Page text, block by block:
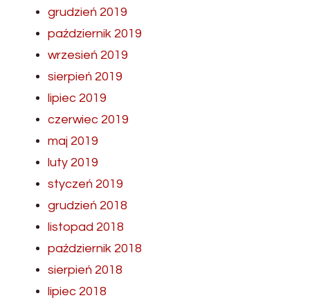
grudzień 2019
październik 2019
wrzesień 2019
sierpień 2019
lipiec 2019
czerwiec 2019
maj 2019
luty 2019
styczeń 2019
grudzień 2018
listopad 2018
październik 2018
sierpień 2018
lipiec 2018